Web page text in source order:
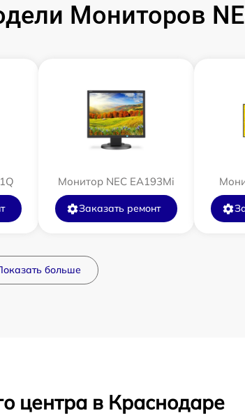
Мониторов
Монитор NEC EA193Mi
Заказать ремонт
больше
центра в Краснодаре